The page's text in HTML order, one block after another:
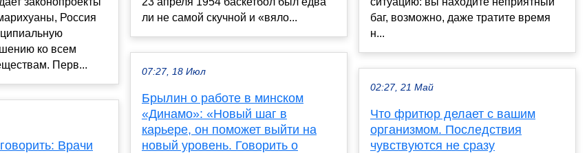
Россия
ко всем
Перв...
Врачи
ли не самой скучной и «вяло...
07:27, 18 Июл
Брылин о работе в минском
«Динамо»: «Новый шаг в
карьере, он поможет выйти на
новый уровень. Говорить о
баг, возможно, даже тратите время
н...
02:27, 21 Май
Что фритюр делает с вашим
организмом. Последствия
чувствуются не сразу